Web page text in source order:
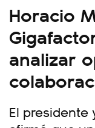
Horacio
analizar
El presidente